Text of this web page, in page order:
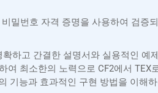
밀번호 자격 증명을 사용하여 검증
하고 간결한 설명서와 실용적인 예
최소한의 노력으로 CF2에서 TEX
기능과 효과적인 구현 방법을 이해